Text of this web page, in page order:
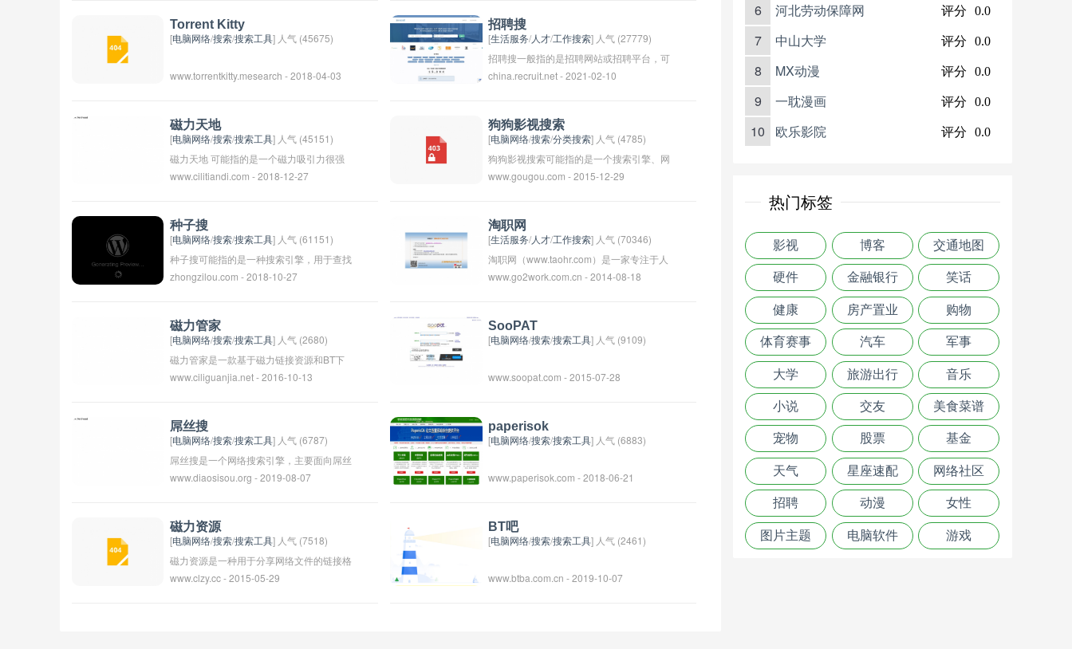
Torrent Kitty
[电脑网络/搜索/搜索工具] 人气 (45675)
www.torrentkitty.mesearch - 2018-04-03
招聘搜
[生活服务/人才/工作搜索] 人气 (27779)
招聘搜一般指的是招聘网站或招聘平台，可
以帮助求职者找到合适的工作机会，也可以
招聘搜上，求职者可以根据自己的需求和条
件搜索适合自己的职位，也可以通过简历投
递或在线申请来应聘。雇主可以在招聘搜上
发布招聘信息，筛选简历或面试求职者，最
雇主可以更便捷地进行招聘流程，提高招聘
效率。
china.recruit.net - 2021-02-10
磁力天地
[电脑网络/搜索/搜索工具] 人气 (45151)
磁力天地 可能指的是一个磁力吸引力很强
的地方，也可能是某种涉及磁力的科学或技
信息才能准确解释其含义。
www.cilitiandi.com - 2018-12-27
狗狗影视搜索
[电脑网络/搜索/分类搜索] 人气 (4785)
狗狗影视搜索可能指的是一个搜索引擎、网
站或应用程序，专门针对狗狗相关的影视资
到狗狗相关的电影、电视剧、纪录片等内
容，满足他们对狗狗世界的喜爱和兴趣。
www.gougou.com - 2015-12-29
种子搜
[电脑网络/搜索/搜索工具] 人气 (61151)
种子搜可能指的是一种搜索引擎，用于查找
种子文件（torrent文件）的资源。种子文件
户可以通过种子搜来搜索并下载包含特定内
容的种子文件。需要注意的是，下载和分享
受版权保护的内容可能是非法的，用户在使
用种子搜时应当合法使用下载的文件。
zhongzilou.com - 2018-10-27
淘职网
[生活服务/人才/工作搜索] 人气 (70346)
淘职网（www.taohr.com）是一家专注于人
才招聘和求职服务的互联网平台。用户可以
个人简历上传和管理、职场资讯等相关服
务。对企业和求职者提供了便捷的招聘和求
才。
www.go2work.com.cn - 2014-08-18
磁力管家
[电脑网络/搜索/搜索工具] 人气 (2680)
磁力管家是一款基于磁力链接资源和BT下
载的管理工具，可以帮助用户轻松下载种子
影、音乐、软件等资源，实现快速下载和管
理。该应用具有界面简洁、操作方便、下载
速度快等特点，受到许多用户的喜爱和使
用。
www.ciliguanjia.net - 2016-10-13
SooPAT
[电脑网络/搜索/搜索工具] 人气 (9109)
www.soopat.com - 2015-07-28
屌丝搜
[电脑网络/搜索/搜索工具] 人气 (6787)
屌丝搜是一个网络搜索引擎，主要面向屌丝
用户群体提供专属的搜索服务。屌丝一词在
下、经济条件不佳、外表普通等特征的群
体。因此，屌丝搜可能会提供针对这些用户
需求的搜索结果和服务。
www.diaosisou.org - 2019-08-07
paperisok
[电脑网络/搜索/搜索工具] 人气 (6883)
www.paperisok.com - 2018-06-21
磁力资源
[电脑网络/搜索/搜索工具] 人气 (7518)
磁力资源是一种用于分享网络文件的链接格
式，通常用于分享影视、音乐、软件等资
www.clzy.cc - 2015-05-29
BT吧
[电脑网络/搜索/搜索工具] 人气 (2461)
www.btba.com.cn - 2019-10-07
6 河北劳动保障网 评分 0.0
7 中山大学 评分 0.0
8 MX动漫 评分 0.0
9 一耽漫画 评分 0.0
10 欧乐影院 评分 0.0
热门标签
影视 博客 交通地图
硬件 金融银行 笑话
健康 房产置业 购物
体育赛事 汽车 军事
大学 旅游出行 音乐
小说 交友 美食菜谱
宠物 股票 基金
天气 星座速配 网络社区
招聘 动漫 女性
图片主题 电脑软件 游戏